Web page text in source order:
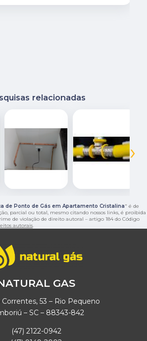
relacionadas
›
de Ponto de Gás em Apartamento Cristalina" é de
parcial ou total, mesmo citando nossos links, é proibida
de violação de direito autoral – artigo 184 do Código
autorais.
GAS
Correntes, 53 – Rio Pequeno
– SC – 88343-842
(47) 2122-0942